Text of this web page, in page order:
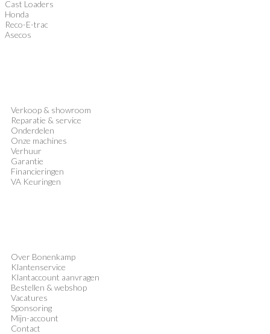
Cast Loaders
Honda
Reco-E-trac
Asecos
Verkoop & showroom
Reparatie & service
Onderdelen
Onze machines
Verhuur
Garantie
Financieringen
VA Keuringen
Over Bonenkamp
Klantenservice
Klantaccount aanvragen
Bestellen & webshop
Vacatures
Sponsoring
Mijn-account
Contact